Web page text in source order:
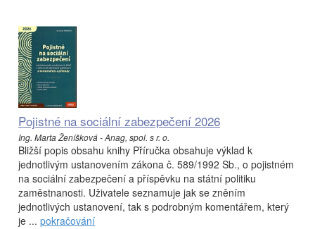
Pojistné na sociální zabezpečení 2026
Ing. Marta Ženíšková - Anag, spol. s r. o.
Bližší popis obsahu knihy Příručka obsahuje výklad k
jednotlivým ustanovením zákona č. 589/1992 Sb., o pojistném
na sociální zabezpečení a příspěvku na státní politiku
zaměstnanosti. Uživatele seznamuje jak se zněním
jednotlivých ustanovení, tak s podrobným komentářem, který
je ... pokračování